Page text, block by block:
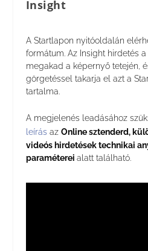
Insight
A Startlapon nyitóoldalán
formátum. Az Insight hirdetés
megakad a képernyő tetején,
görgetéssel takarja el azt a
tartalma.
A megjelenés leadásához
leírás az Online sztenderd,
videós hirdetések technikai
paraméterei alatt található.